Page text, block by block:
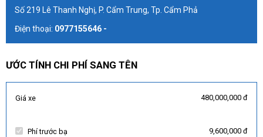
Số 219 Lê Thanh Nghị, P. Cẩm Trung, Tp. Cẩm Phả
Điện thoại: 0977155646 -
ƯỚC TÍNH CHI PHÍ SANG TÊN
Giá xe 480,000,000 đ
Phí trước bạ 9,600,000 đ